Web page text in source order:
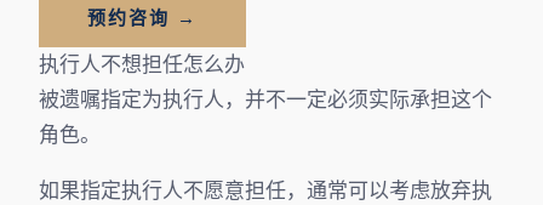
预约咨询 →
执行人不想担任怎么办
被遗嘱指定为执行人，并不一定必须实际承担这个
角色。
如果指定执行人不愿意担任，通常可以考虑放弃执